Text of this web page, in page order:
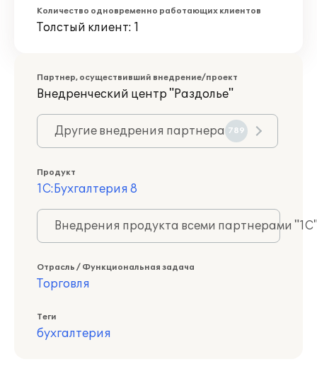
Количество одновременно работающих клиентов
Толстый клиент: 1
Партнер, осуществивший внедрение/проект
Внедренческий центр "Раздолье"
Другие внедрения партнера 789
Продукт
1С:Бухгалтерия 8
Внедрения продукта всеми партнерами
Отрасль / Функциональная задача
Торговля
Теги
бухгалтерия